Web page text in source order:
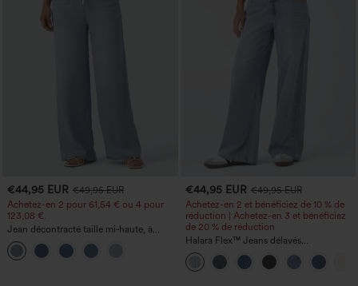
€44,95 EUR €49,95 EUR
Achetez-en 2 pour 61,54 € ou 4 pour
123,08 €.
Jean décontracté taille mi‑haute, à
cordon de serrage, avec poches
€44,95 EUR €49,95 EUR
Achetez-en 2 et bénéficiez de 10 % de
réduction | Achetez-en 3 et bénéficiez
de 20 % de réduction
Halara Flex™ Jeans délavés
décontractés, coupe baggy à jambe
large, taille basse asymétrique, poches
zippées